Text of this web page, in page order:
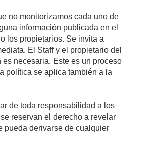
no monitorizamos cada uno de
información publicada en el
los propietarios. Se invita a
El Staff y el propietario del
necesaria. Este es un proceso
política se aplica también a la
de toda responsabilidad a los
reservan el derecho a revelar
pueda derivarse de cualquier